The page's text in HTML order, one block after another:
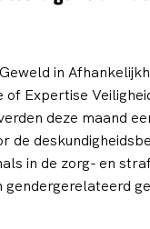
in
of Expertise
deze maand
de
in de zorg- en
gendergerelateerd